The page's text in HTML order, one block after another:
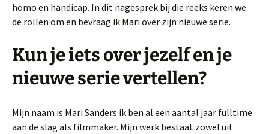
homo en handicap. In dit nagesprek bij die reeks keren we
de rollen om en bevraag ik Mari over zijn nieuwe serie.
Kun je iets over jezelf en je
nieuwe serie vertellen?
Mijn naam is Mari Sanders ik ben al een aantal jaar fulltime
aan de slag als filmmaker. Mijn werk bestaat zowel uit